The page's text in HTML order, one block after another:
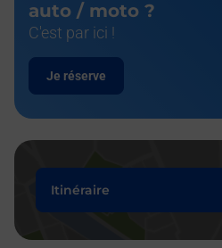
auto / moto ?
C'est par ici !
Je réserve
Itinéraire